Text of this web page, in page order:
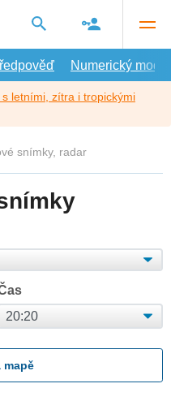
Numerický model
letními, zítra i tropickými
snímky, radar
mapě